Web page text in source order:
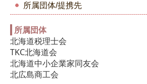
キャリアアップ・教育制度
お問い合わせ
プライバシーポリシー
所属団体/提携先
所属団体
北海道税理士会
TKC北海道会
北海道中小企業家同友会
北広島商工会